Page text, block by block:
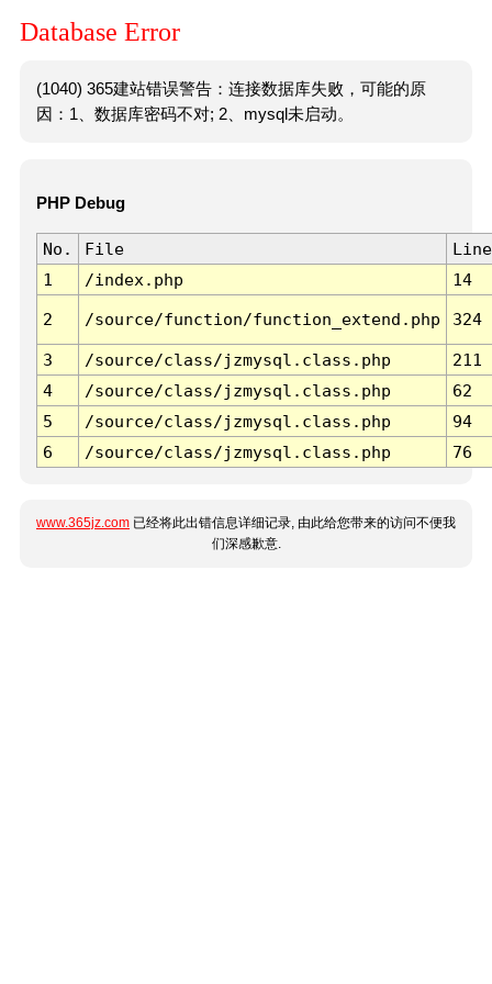
Database Error
(1040) 365建站错误警告：连接数据库失败，可能的原
因：1、数据库密码不对; 2、mysql未启动。
PHP Debug
No. File
Line
1
/index.php 14
2 /source/function/function_extend.php 324
3 /source/class/jzmysql.class.php
211
4
/source/class/jzmysql.class.php
62
5
/source/class/jzmysql.class.php
94
6
/source/class/jzmysql.class.php 76
www.365jz.com 已经将此出错信息详细记录, 由此给您带来的访问不便我
们深感歉意.